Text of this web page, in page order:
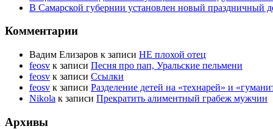
В Самарской губернии установлен новый праздничный
Комментарии
Вадим Елизаров к записи НЕ плохой отец
feosv к записи Песня про пап, Уральские пельмени
feosv к записи Ссылки
feosv к записи Разделение детей на «технарей» и
Nikola к записи Прекратить алиментный грабеж мужчин
Архивы